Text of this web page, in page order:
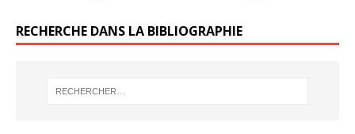
RECHERCHE DANS LA BIBLIOGRAPHIE